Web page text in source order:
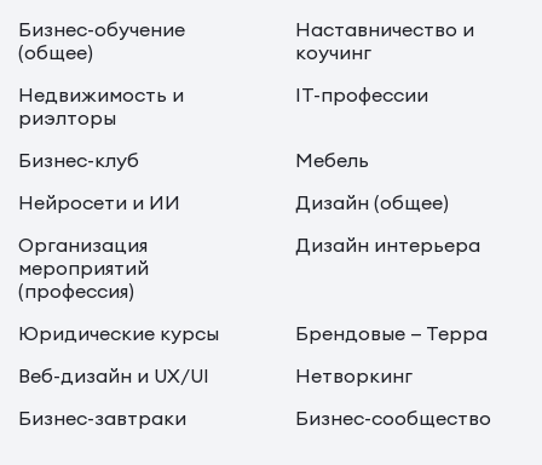
Бизнес-обучение
(общее)
Наставничество и
коучинг
Недвижимость и
риэлторы
IT-профессии
Бизнес-клуб
Мебель
Нейросети и ИИ
Дизайн (общее)
Организация
мероприятий
(профессия)
Дизайн интерьера
Юридические курсы
Брендовые — Терра
Веб-дизайн и UX/UI
Нетворкинг
Бизнес-завтраки
Бизнес-сообщество